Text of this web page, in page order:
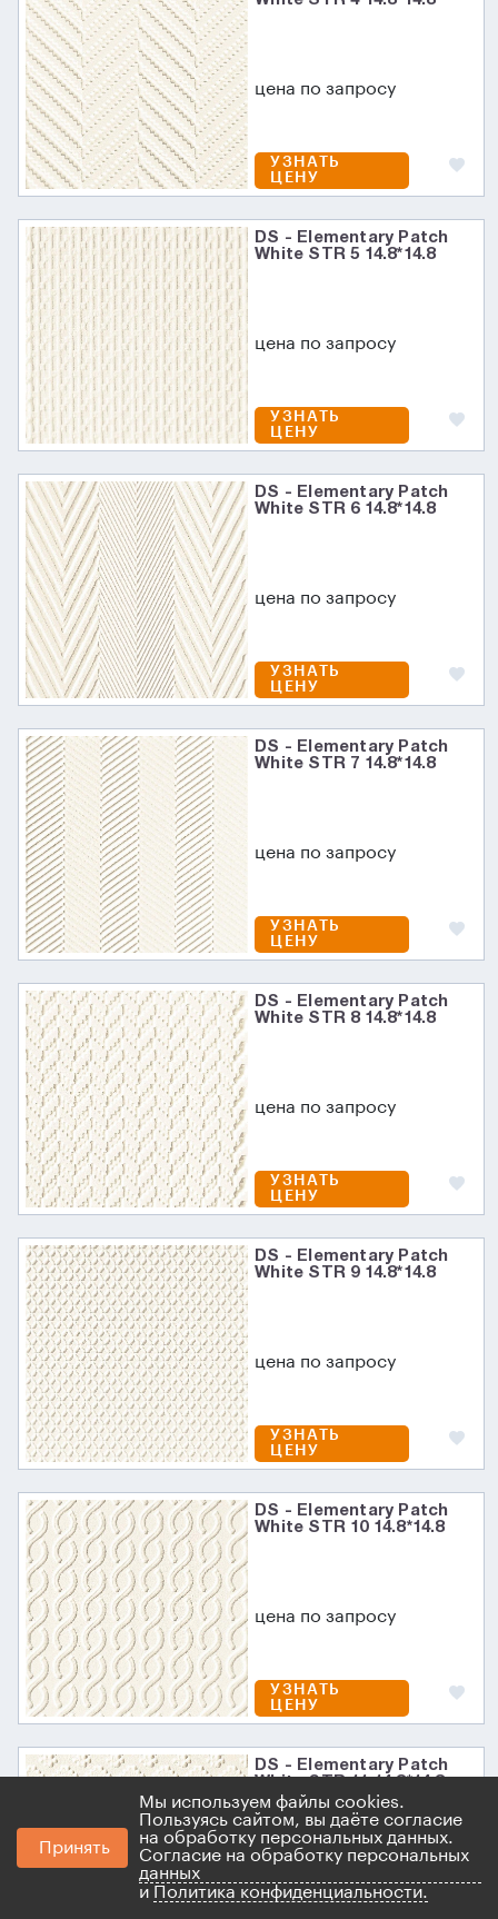
цена по запросу
УЗНАТЬ
ЦЕНУ
DS - Elementary Patch
White STR 5 14.8*14.8
цена по запросу
УЗНАТЬ
ЦЕНУ
DS - Elementary Patch
White STR 6 14.8*14.8
цена по запросу
УЗНАТЬ
ЦЕНУ
DS - Elementary Patch
White STR 7 14.8*14.8
цена по запросу
УЗНАТЬ
ЦЕНУ
DS - Elementary Patch
White STR 8 14.8*14.8
цена по запросу
УЗНАТЬ
ЦЕНУ
DS - Elementary Patch
White STR 9 14.8*14.8
цена по запросу
УЗНАТЬ
ЦЕНУ
DS - Elementary Patch
White STR 10 14.8*14.8
цена по запросу
УЗНАТЬ
ЦЕНУ
DS - Elementary Patch
Принять
Мы используем файлы cookies.
Пользуясь сайтом, вы даёте согласие
на обработку персональных данных.
Согласие на обработку персональных
данных
и Политика конфиденциальности.